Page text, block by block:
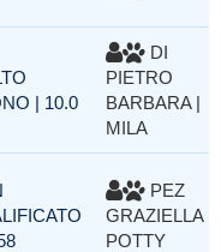
| 10.0
DI
PIETRO
BARBARA |
MILA
PEZ
GRAZIELLA |
POTTY